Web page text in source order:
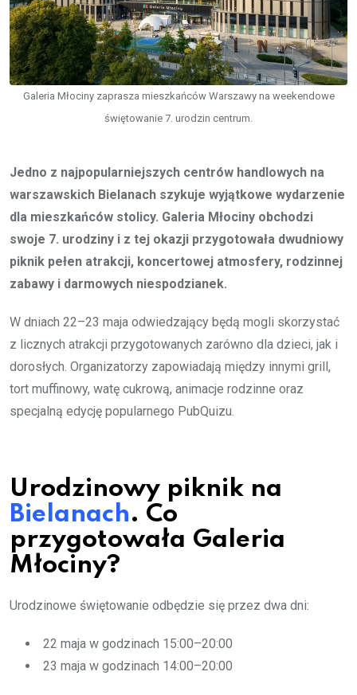
Galeria Młociny zaprasza mieszkańców Warszawy na weekendowe
świętowanie 7. urodzin centrum.
Jedno z najpopularniejszych centrów handlowych na
warszawskich Bielanach szykuje wyjątkowe wydarzenie
dla mieszkańców stolicy. Galeria Młociny obchodzi
swoje 7. urodziny i z tej okazji przygotowała dwudniowy
piknik pełen atrakcji, koncertowej atmosfery, rodzinnej
zabawy i darmowych niespodzianek.
W dniach 22–23 maja odwiedzający będą mogli skorzystać
z licznych atrakcji przygotowanych zarówno dla dzieci, jak i
dorosłych. Organizatorzy zapowiadają między innymi grill,
tort muffinowy, watę cukrową, animacje rodzinne oraz
specjalną edycję popularnego PubQuizu.
Urodzinowy piknik na
Bielanach. Co
przygotowała Galeria
Młociny?
Urodzinowe świętowanie odbędzie się przez dwa dni:
22 maja w godzinach 15:00–20:00
23 maja w godzinach 14:00–20:00